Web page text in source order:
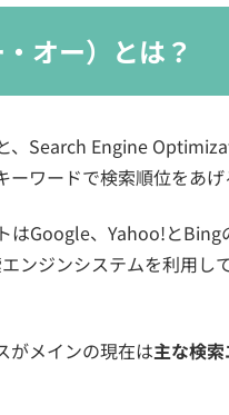
オー）とは？
、Search Engine
ーワードで検索順位をあ
はGoogle、Yahoo!と
ンジンシステムを利用
がメインの現在は主な検